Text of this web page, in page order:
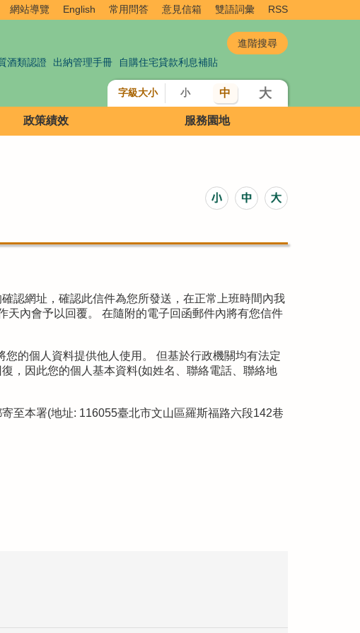
網站導覽 English 常用問答 意見信箱 雙語詞彙 RSS
酒類認證 出納管理手冊 自購住宅貸款利息補貼
字級大小 小 中 大
政策績效 服務園地
認網址，確認此信件為您所發送，在正常上班時間內我
內會予以回覆。 在隨附的電子回函郵件內將有您信件
的個人資料提供他人使用。 但基於行政機關均有法定
，因此您的個人基本資料(如姓名、聯絡電話、聯絡地
至本署(地址: 116055臺北市文山區羅斯福路六段142巷